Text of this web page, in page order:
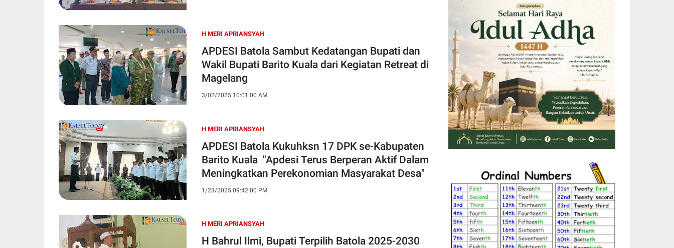
H MERI APRIANSYAH
APDESI Batola Sambut Kedatangan Bupati dan
Wakil Bupati Barito Kuala dari Kegiatan Retreat di
Magelang
3/02/2025 10:01:00 AM
H MERI APRIANSYAH
APDESI Batola Kukuhksn 17 DPK se-Kabupaten
Barito Kuala "Apdesi Terus Berperan Aktif Dalam
Meningkatkan Perekonomian Masyarakat Desa"
1/23/2025 09:42:00 PM
H MERI APRIANSYAH
H Bahrul Ilmi, Bupati Terpilih Batola 2025-2030